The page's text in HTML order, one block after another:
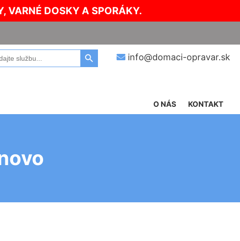
VARNÉ DOSKY A SPORÁKY.
info@domaci-opravar.sk
Search Button
KONTAKT
O NÁS